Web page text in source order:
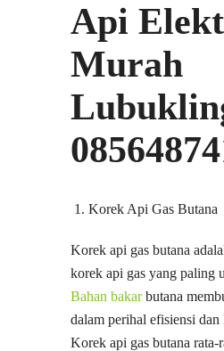
Api
Murah
Korek Api Gas Butana
Korek api gas butana
korek api gas yang paling
Bahan bakarbutana
dalam perihal efisiensi dan
Korek api gas butana rata-